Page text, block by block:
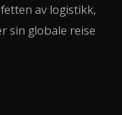
av logistikk,
sin globale reise